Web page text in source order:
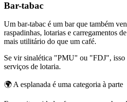
Bar-tabac
Um bar-tabac é um bar que também
raspadinhas, lotarias e carregamentos
mais utilitário do que um café.
Se vir sinalética "PMU" ou "FDJ", isso
serviços de lotaria.
🌍A esplanada é uma categoria à parte